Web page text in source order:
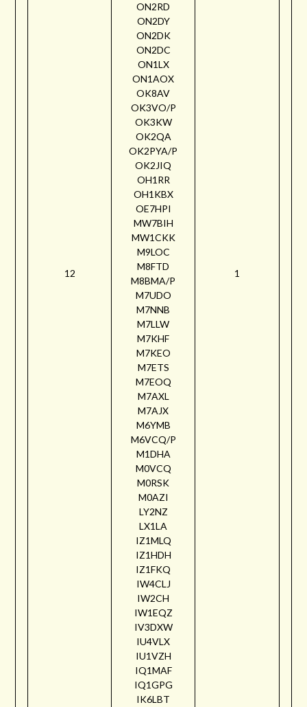
12
ON2RD
ON2DY
ON2DK
ON2DC
ON1LX
ON1AOX
OK8AV
OK3VO/P
OK3KW
OK2QA
OK2PYA/P
OK2JIQ
OH1RR
OH1KBX
OE7HPI
MW7BIH
MW1CKK
M9LOC
M8FTD
M8BMA/P
M7UDO
M7NNB
M7LLW
M7KHF
M7KEO
M7ETS
M7EOQ
M7AXL
M7AJX
M6YMB
M6VCQ/P
M1DHA
M0VCQ
M0RSK
M0AZI
LY2NZ
LX1LA
IZ1MLQ
IZ1HDH
IZ1FKQ
IW4CLJ
IW2CH
IW1EQZ
IV3DXW
IU4VLX
IU1VZH
IQ1MAF
IQ1GPG
IK6LBT
1